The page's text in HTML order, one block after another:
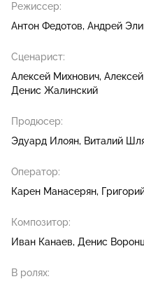
Режиссер:
Антон Федотов Андрей
Сценарист:
Алексей Михнович
Денис Жалинский
Продюсер:
Эдуард Илоян Виталий
Оператор:
Карен Манасерян
Композитор:
Иван Канаев Денис
В ролях: